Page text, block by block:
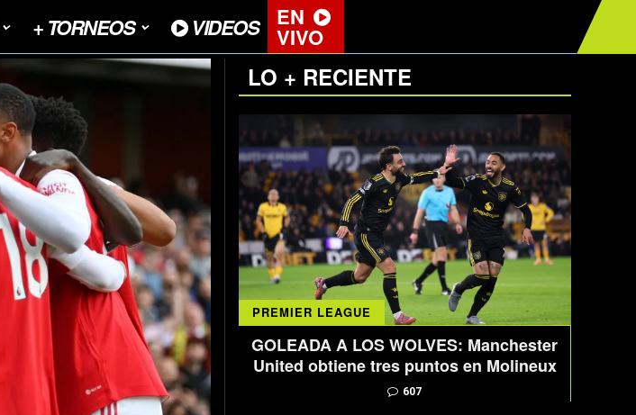
+ TORNEOS VIDEOS EN
VIVO
LO + RECIENTE
PREMIER LEAGUE
GOLEADA A LOS WOLVES: Manchester
United obtiene tres puntos en Molineux
607